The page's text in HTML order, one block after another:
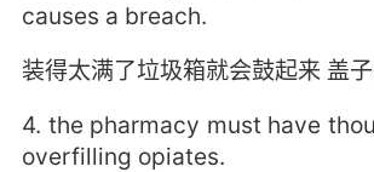
causes a breach.
装得太满了垃圾箱就会鼓起来 盖
4. the pharmacy must have
overfilling opiates.